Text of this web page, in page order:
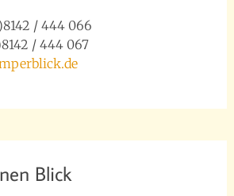
/ 444 066
/ 444 067
Blick